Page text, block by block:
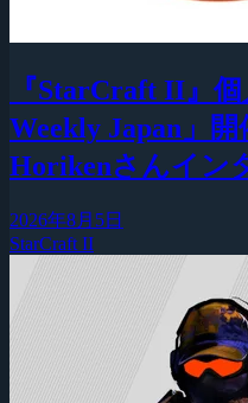
『StarCraft II』
Weekly Japan」
Horikenさんイン
2026年8月5日
StarCraft II